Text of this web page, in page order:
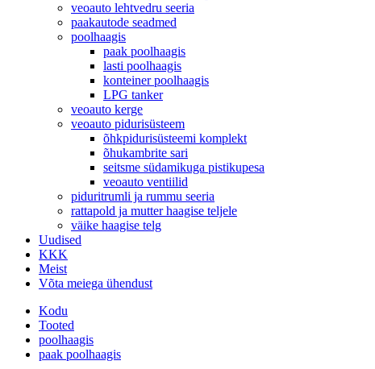
veoauto lehtvedru seeria
paakautode seadmed
poolhaagis
paak poolhaagis
lasti poolhaagis
konteiner poolhaagis
LPG tanker
veoauto kerge
veoauto pidurisüsteem
õhkpidurisüsteemi komplekt
õhukambrite sari
seitsme südamikuga pistikupesa
veoauto ventiilid
piduritrumli ja rummu seeria
rattapold ja mutter haagise teljele
väike haagise telg
Uudised
KKK
Meist
Võta meiega ühendust
Kodu
Tooted
poolhaagis
paak poolhaagis